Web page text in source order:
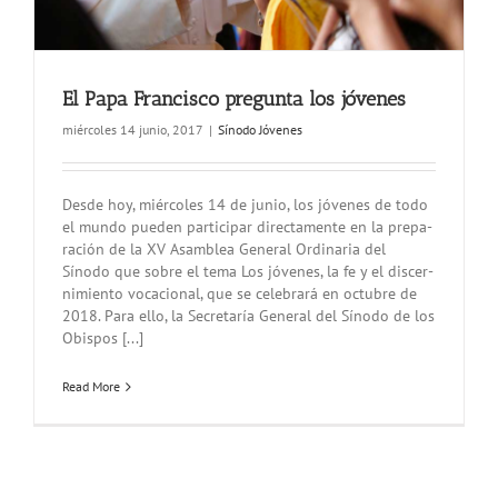
El Papa Francisco pregunta los jóvenes
miércoles 14 junio, 2017 | Sínodo Jóvenes
Des­de hoy, miér­co­les 14 de ju­nio, los jó­ve­nes de todo
el mun­do pue­den par­ti­ci­par di­rec­ta­men­te en la pre­pa­
ra­ción de la XV Asam­blea Ge­ne­ral Or­di­na­ria del
Sínodo que so­bre el tema Los jó­ve­nes, la fe y el dis­cer­
ni­mien­to vo­ca­cio­nal, que se ce­le­bra­rá en oc­tu­bre de
2018. Para ello, la Se­cre­ta­ría Ge­ne­ral del Sí­no­do de los
Obis­pos [...]
Read More